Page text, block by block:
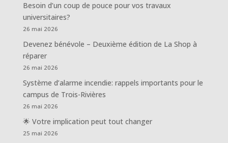
Besoin d’un coup de pouce pour vos travaux
universitaires?
26 mai 2026
Devenez bénévole – Deuxième édition de La Shop à
réparer
26 mai 2026
Système d’alarme incendie: rappels importants pour le
campus de Trois-Rivières
26 mai 2026
🌟 Votre implication peut tout changer
25 mai 2026